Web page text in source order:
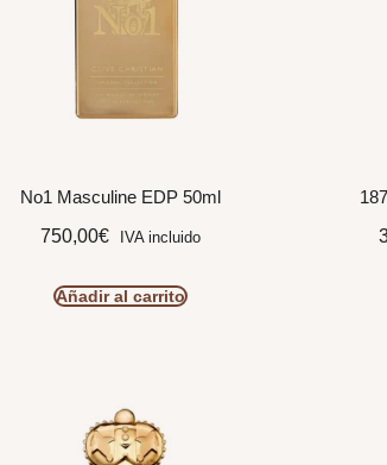
No1 Masculine EDP 50ml
750,00€ IVA incluido
Añadir al carrito